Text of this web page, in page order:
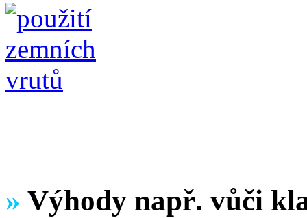
» Výhody např. vůči